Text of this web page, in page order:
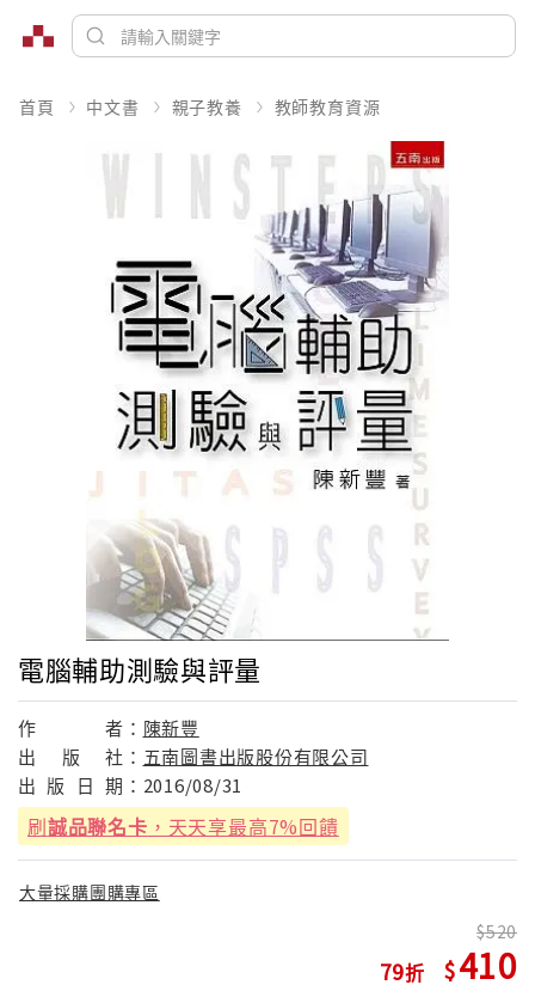
首頁 中文書 親子教養 教師教育資源
電腦輔助測驗與評量
作 者： 陳新豐
出
版 社： 五南圖書出版股份有限公司
出 版 日 期： 2016/08/31
刷誠品聯名卡 ，天天享最高7%回饋
大量採購團購專區
79
520
410